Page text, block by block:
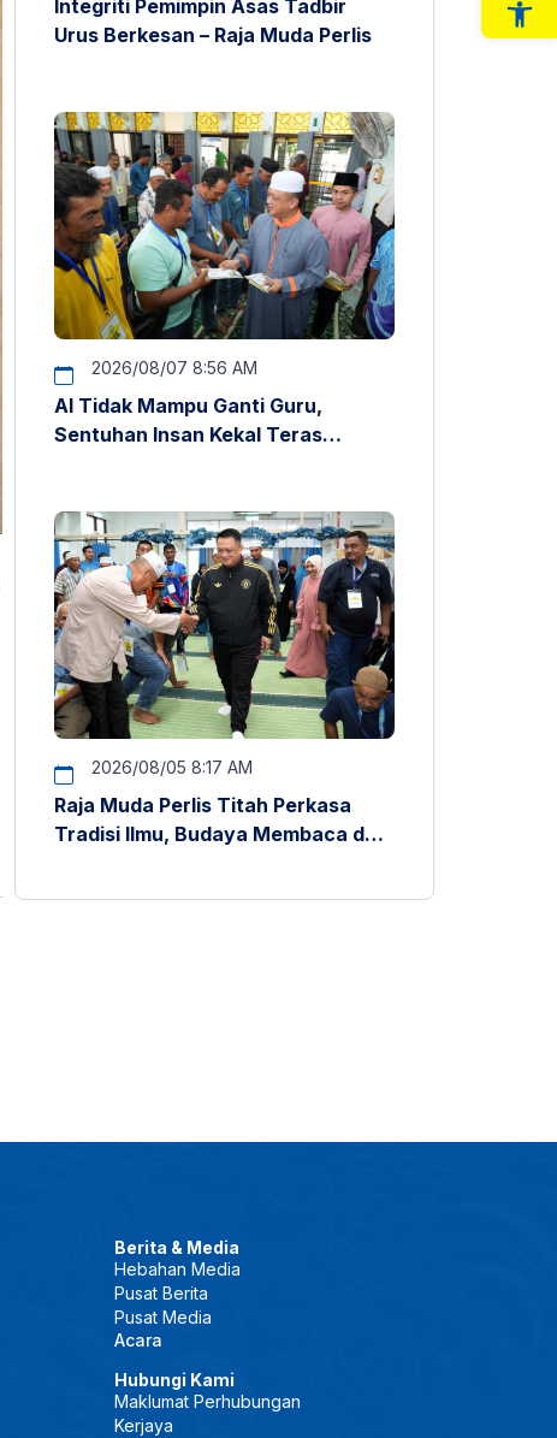
Integriti Pemimpin Asas Tadbir
Urus Berkesan – Raja Muda Perlis
2026/08/07 8:56 AM
AI Tidak Mampu Ganti Guru,
Sentuhan Insan Kekal Teras
2026/08/05 8:17 AM
Raja Muda Perlis Titah Perkasa
Tradisi Ilmu, Budaya Membaca dan
Berita & Media
Hebahan Media
Pusat Berita
Pusat Media
Acara
Hubungi Kami
Maklumat Perhubungan
Kerjaya